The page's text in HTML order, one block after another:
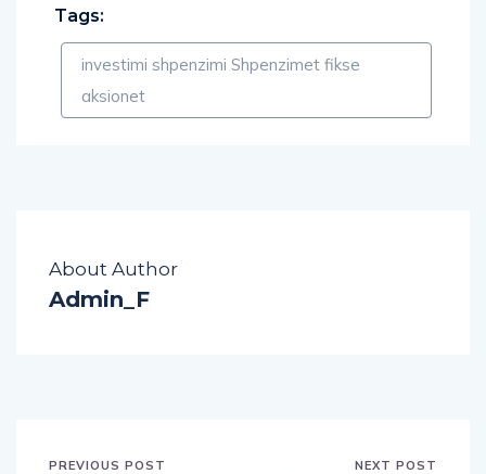
Tags:
investimi shpenzimi Shpenzimet fikse
aksionet
About Author
Admin_F
PREVIOUS POST NEXT POST